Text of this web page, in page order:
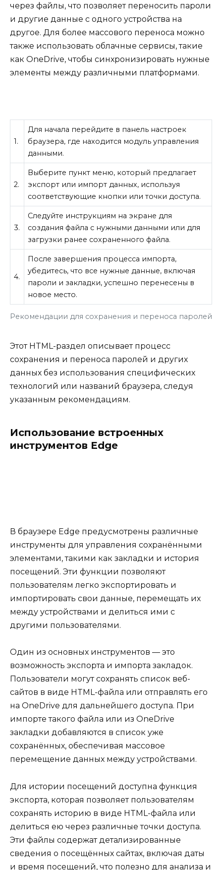
через файлы, что позволяет переносить пароли
и другие данные с одного устройства на
другое. Для более массового переноса можно
также использовать облачные сервисы, такие
как OneDrive, чтобы синхронизировать нужные
элементы между различными платформами.
Рекомендации для сохранения и переноса паролей
1.
Для начала перейдите в панель настроек
браузера, где находится модуль управления
данными.
2.
Выберите пункт меню, который предлагает
экспорт или импорт данных, используя
соответствующие кнопки или точки доступа.
3.
Следуйте инструкциям на экране для
создания файла с нужными данными или для
загрузки ранее сохраненного файла.
4.
После завершения процесса импорта,
убедитесь, что все нужные данные, включая
пароли и закладки, успешно перенесены в
новое место.
Этот HTML-раздел описывает процесс
сохранения и переноса паролей и других
данных без использования специфических
технологий или названий браузера, следуя
указанным рекомендациям.
Использование встроенных
инструментов Edge
В браузере Edge предусмотрены различные
инструменты для управления сохранёнными
элементами, такими как закладки и история
посещений. Эти функции позволяют
пользователям легко экспортировать и
импортировать свои данные, перемещать их
между устройствами и делиться ими с
другими пользователями.
Один из основных инструментов — это
возможность экспорта и импорта закладок.
Пользователи могут сохранять список веб-
сайтов в виде HTML-файла или отправлять его
на OneDrive для дальнейшего доступа. При
импорте такого файла или из OneDrive
закладки добавляются в список уже
сохранённых, обеспечивая массовое
перемещение данных между устройствами.
Для истории посещений доступна функция
экспорта, которая позволяет пользователям
сохранять историю в виде HTML-файла или
делиться ею через различные точки доступа.
Эти файлы содержат детализированные
сведения о посещённых сайтах, включая даты
и время посещений, что полезно для анализа и